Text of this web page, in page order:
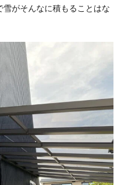
がそんなに積もることはな